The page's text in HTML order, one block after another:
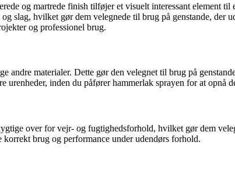
og martrede finish tilføjer et visuelt interessant element til
slag, hvilket gør dem velegnede til brug på genstande, der
og professionel brug.
materialer. Dette gør den velegnet til brug på
inden du påfører hammerlak sprayen for at opnå
over for vejr- og fugtighedsforhold, hvilket gør dem
brug og performance under udendørs forhold.